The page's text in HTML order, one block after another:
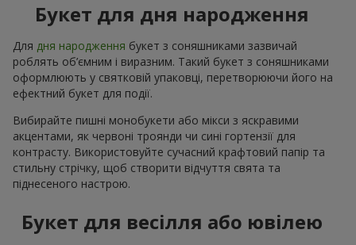
Букет для дня народження
Для дня народження букет з соняшниками зазвичай
роблять об’ємним і виразним. Такий букет з соняшниками
оформлюють у святковій упаковці, перетворюючи його на
ефектний букет для події.
Вибирайте пишні монобукети або мікси з яскравими
акцентами, як червоні троянди чи сині гортензії для
контрасту. Використовуйте сучасний крафтовий папір та
стильну стрічку, щоб створити відчуття свята та
піднесеного настрою.
Букет для весілля або ювілею